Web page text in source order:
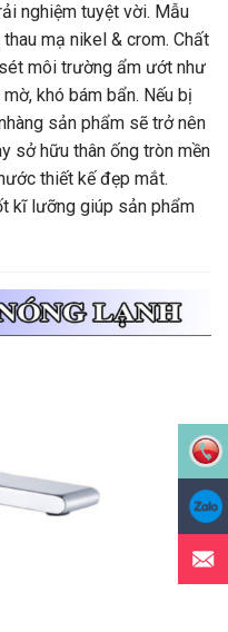
nghiệm tuyệt vời. Mẫu
mạ nikel & crom. Chất
môi trường ẩm ướt như
khó bám bẩn. Nếu bị
sản phẩm sẽ trở nên
sở hữu thân ống tròn mền
thiết kế đẹp mắt.
kĩ lưỡng giúp sản phẩm